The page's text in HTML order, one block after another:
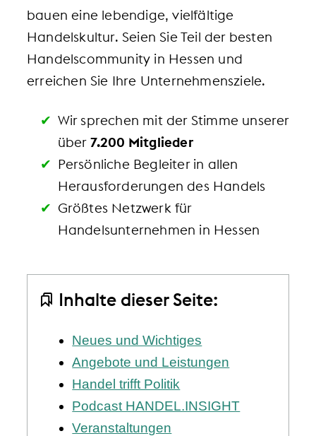
bauen eine lebendige, vielfältige
Handelskultur. Seien Sie Teil der besten
Handelscommunity in Hessen und
erreichen Sie Ihre Unternehmensziele.
Wir sprechen mit der Stimme unserer
über 7.200 Mitglieder
Persönliche Begleiter in allen
Herausforderungen des Handels
Größtes Netzwerk für
Handelsunternehmen in Hessen
Inhalte dieser Seite:
Neues und Wichtiges
Angebote und Leistungen
Handel trifft Politik
Podcast HANDEL.INSIGHT
Veranstaltungen